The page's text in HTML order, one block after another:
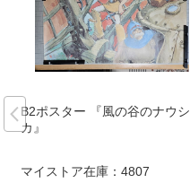
B2ポスター 『風の谷のナウシ
カ』
マイストア在庫： 4807